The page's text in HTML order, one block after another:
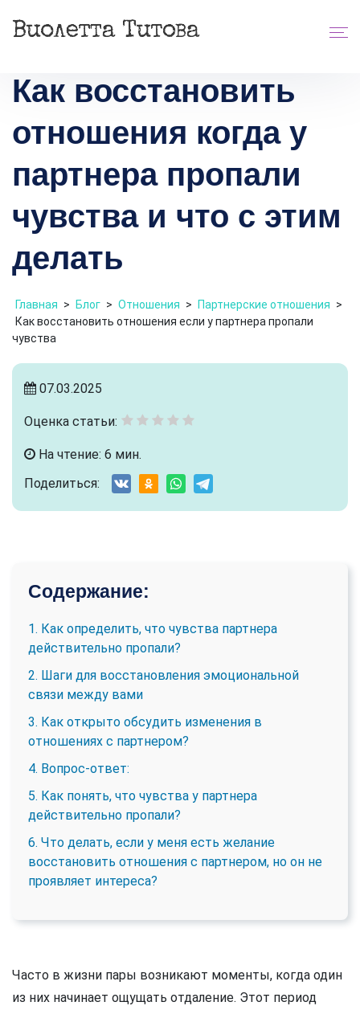
Как восстановить
отношения когда у
партнера пропали
чувства и что с этим
делать
Главная > Блог > Отношения > Партнерские отношения >
Как восстановить отношения если у партнера пропали
чувства
07.03.2025
Оценка статьи:
На чтение: 6 мин.
Поделиться:
Содержание:
1. Как определить, что чувства партнера
действительно пропали?
2. Шаги для восстановления эмоциональной
связи между вами
3. Как открыто обсудить изменения в
отношениях с партнером?
4. Вопрос-ответ:
5. Как понять, что чувства у партнера
действительно пропали?
6. Что делать, если у меня есть желание
восстановить отношения с партнером, но он не
проявляет интереса?
Часто в жизни пары возникают моменты, когда один
из них начинает ощущать отдаление. Этот период